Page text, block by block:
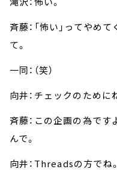
斉藤：「怖い」ってやめ
て。
一同：（笑）
向井：チェックのために
斉藤：この企画の為で
んで。
向井：Threadsの方でね。